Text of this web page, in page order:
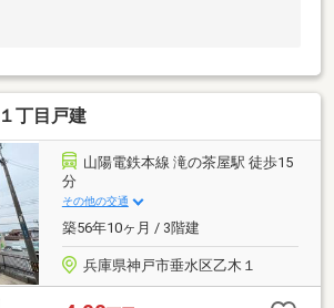
丁目戸建
山陽電鉄本線 滝の茶屋駅 徒歩15
分
その他の交通
築56年10ヶ月 / 3階建
兵庫県神戸市垂水区乙木１